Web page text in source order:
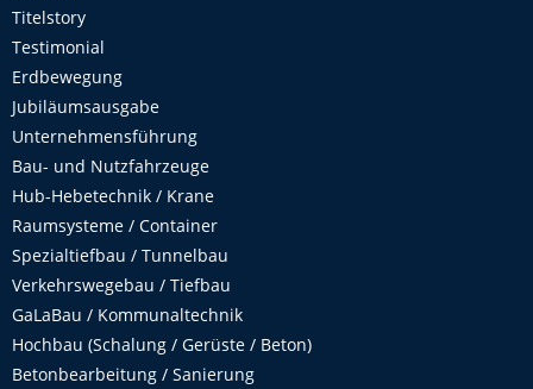
Titelstory
Testimonial
Erdbewegung
Jubiläumsausgabe
Unternehmensführung
Bau- und Nutzfahrzeuge
Hub-Hebetechnik / Krane
Raumsysteme / Container
Spezialtiefbau / Tunnelbau
Verkehrswegebau / Tiefbau
GaLaBau / Kommunaltechnik
Hochbau (Schalung / Gerüste / Beton)
Betonbearbeitung / Sanierung